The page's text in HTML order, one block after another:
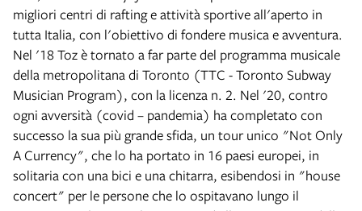
migliori centri di rafting e attività sportive all'aperto in
tutta Italia, con l'obiettivo di fondere musica e avventura.
Nel '18 Toz è tornato a far parte del programma musicale
della metropolitana di Toronto (TTC - Toronto Subway
Musician Program), con la licenza n. 2. Nel '20, contro
ogni avversità (covid – pandemia) ha completato con
successo la sua più grande sfida, un tour unico "Not Only
A Currency", che lo ha portato in 16 paesi europei, in
solitaria con una bici e una chitarra, esibendosi in "house
concert" per le persone che lo ospitavano lungo il